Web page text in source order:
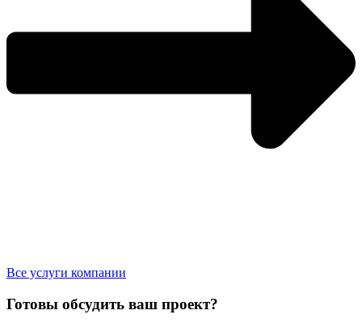
Все услуги компании
Готовы обсудить ваш проект?